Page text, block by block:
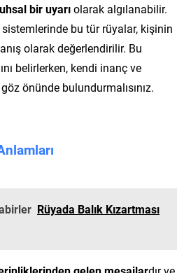
bir uyarıolarak algılanabilir.
bu tür rüyalar, kişinin
olarak değerlendirilir. Bu
belirlerken, kendi inanç ve
önünde bulundurmalısınız.
Rüyada Balık Kızartması